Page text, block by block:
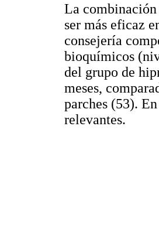
La combinación
ser más eficaz
consejería
bioquímicos
del grupo de
meses,
parches (53).
relevantes.